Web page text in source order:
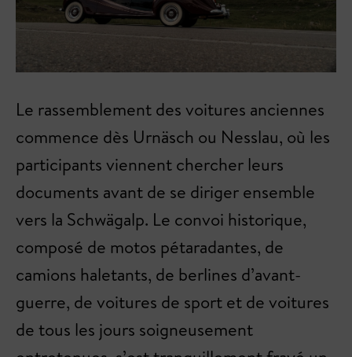
Le rassemblement des voitures anciennes
commence dès Urnäsch ou Nesslau, où les
participants viennent chercher leurs
documents avant de se diriger ensemble
vers la Schwägalp. Le convoi historique,
composé de motos pétaradantes, de
camions haletants, de berlines d’avant-
guerre, de voitures de sport et de voitures
de tous les jours soigneusement